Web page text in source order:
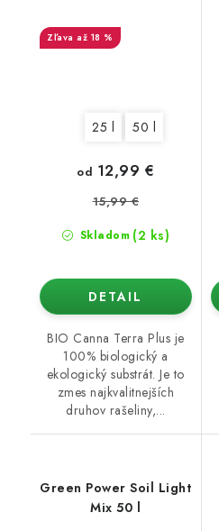
až 18 %
25 l 50 l
Skladom (2 ks)
od 12,99 €
15,99 €
DETAIL
BIO Canna Terra Plus je
100% biologický a
ekologický substrát. Je to
zmes najkvalitnejších
druhov rašeliny,...
Green Power Soil Light
Mix 50 l